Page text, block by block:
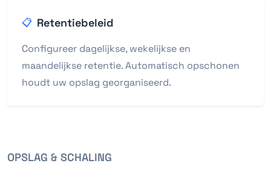
📋 Retentiebeleid
Configureer dagelijkse, wekelijkse en
maandelijkse retentie. Automatisch opschonen
houdt uw opslag georganiseerd.
OPSLAG & SCHALING